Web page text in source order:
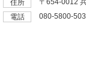
住所
電話
080-5800-